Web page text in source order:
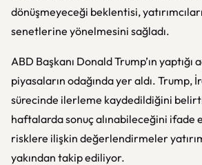
dönüşmeyeceği beklentisi,
senetlerine yönelmesini sağladı.
ABD Başkanı Donald Trump’ın yaptığı
piyasaların odağında yer aldı. Trump,
sürecinde ilerleme kaydedildiğini
haftalarda sonuç alınabileceğini ifade
risklere ilişkin değerlendirmeler
yakından takip ediliyor.